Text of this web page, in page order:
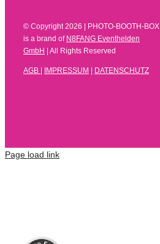
© Copyright2026 | PHOTO-BOOTH-BOX
is a brand of N8FANG Eventhelden
GmbH
| All Rights Reserved
AGB IMPRESSUM DATENSCHUTZ
Page load link
4,66
/
5,00